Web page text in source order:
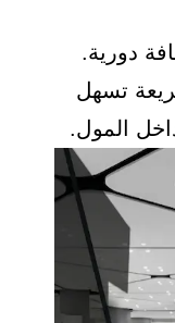
دورية.
تسهل
المول.